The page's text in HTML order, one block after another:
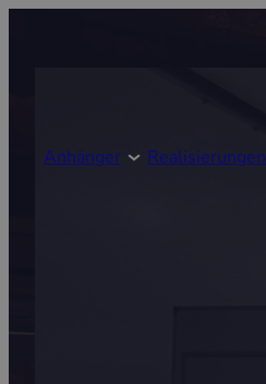
Anhänger Realisierungen